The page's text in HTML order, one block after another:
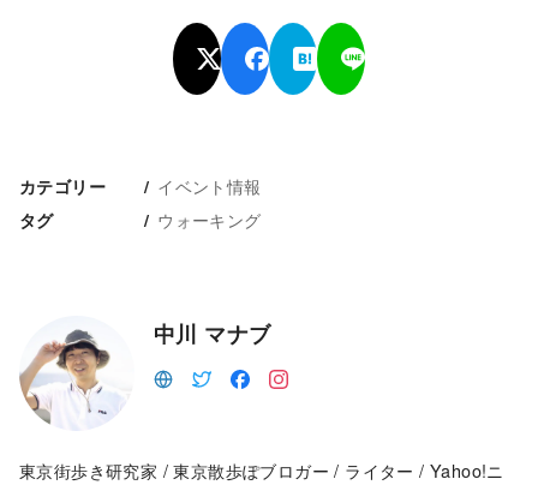
カテゴリー イベント情報
タグ ウォーキング
中川 マナブ
東京街歩き研究家 / 東京散歩ぽブロガー / ライター / Yahoo!ニ